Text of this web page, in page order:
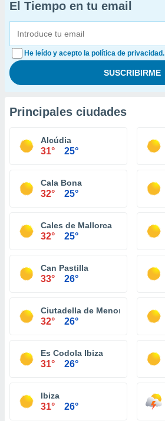
El Tiempo en tu email
He leído y acepto la política de privacidad.
Principales ciudades
Alcúdia
31° 25°
Cala Bona
32° 25°
Cales de Mallorca
32° 25°
Can Pastilla
33° 26°
Ciutadella de Menorca
32° 26°
Es Codola Ibiza
31° 26°
Ibiza
31° 26°